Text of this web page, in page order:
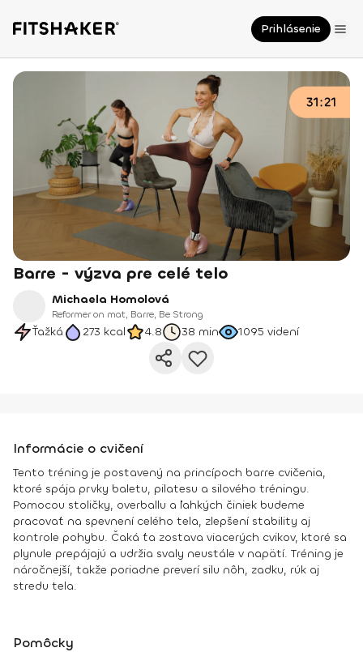
Prihlásenie
Barre - výzva pre celé telo
Michaela Homolová
Reformer on mat, Barre, Be Strong
Ťažká 273 kcal 4.8 38 min 1095 videní
Informácie o cvičení
Tento tréning je postavený na princípoch barre cvičenia,
ktoré spája prvky baletu, pilatesu a silového tréningu.
Pomocou stoličky, overballu a ľahkých činiek budeme
pracovať na spevnení celého tela, zlepšení stability aj
kontrole pohybu. Čaká ťa zostava viacerých cvikov, ktoré sa
plynule prepájajú a udržia svaly neustále v napätí. Tréning je
náročnejší, takže poriadne preverí silu nôh, zadku, rúk aj
stredu tela.
Pomôcky